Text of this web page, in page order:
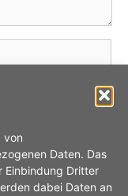
von
Daten. Das
Einbindung Dritter
dabei Daten an
in diesem